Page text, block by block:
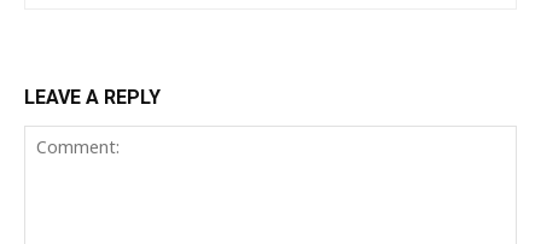
LEAVE A REPLY